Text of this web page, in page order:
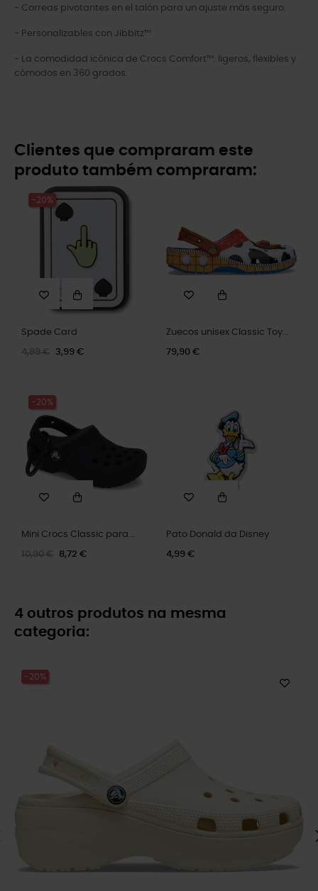
- Correas pivotantes en el talón para un ajuste más seguro.
- Personalizables con Jibbitz™
- La comodidad icónica de Crocs Comfort™: ligeros, flexibles y
cómodos en 360 grados.
Clientes que compraram este
produto também compraram:
-20%
Spade Card
4,99 € 3,99 €
Zuecos unisex Classic Toy...
79,90 €
-20%
Mini Crocs Classic para...
10,90 € 8,72 €
Pato Donald da Disney
4,99 €
4 outros produtos na mesma
categoria:
-20%